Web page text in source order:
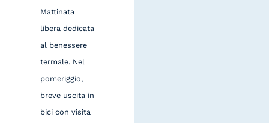
Mattinata
libera dedicata
al benessere
termale. Nel
pomeriggio,
breve uscita in
bici con visita